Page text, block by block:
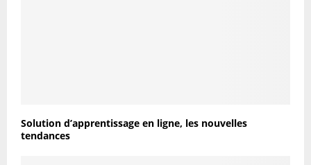
Solution d’apprentissage en ligne, les nouvelles
tendances